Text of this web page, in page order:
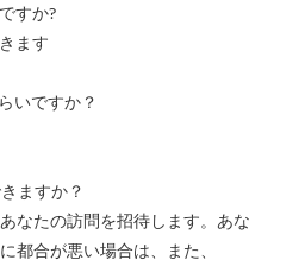
すか?
ます
いですか？
ますか？
なたの訪問を招待します。あな
都合が悪い場合は、また、